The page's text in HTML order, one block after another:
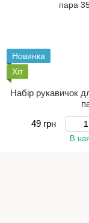
Новинка
Хіт
Набір рукавичок
49 грн
В